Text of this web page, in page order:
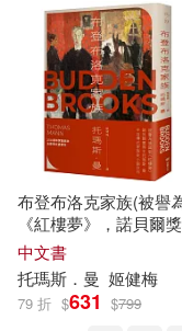
田畑由秋(14)
蘇州博物館(14)
風車編輯部(14)
（俄）克雷洛
（德）莫塞伊克
中國紡織出版社
中國地圖出版社
三日月(82)
上海書畫出版
中國青年出版社
布登布洛克家族(被譽
《紅樓夢》，諾貝爾
瑪斯.曼奠定文壇地位
偉大的家族史小說)
中文書
托瑪斯．曼 姬健梅
79 折 $631 $799